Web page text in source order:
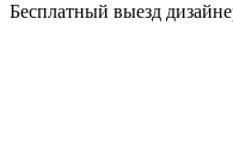
Бесплатный выезд